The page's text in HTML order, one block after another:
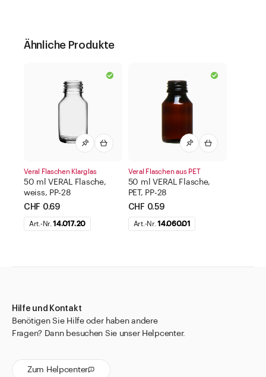
Ähnliche Produkte
Veral Flaschen Klarglas
50 ml VERAL Flasche,
weiss, PP-28
CHF 0.69
Art.-Nr.14.017.20
Veral Flaschen aus PET
50 ml VERAL Flasche,
PET, PP-28
CHF 0.59
Art.-Nr.14.060.01
Hilfe und Kontakt
Benötigen Sie Hilfe oder haben andere
Fragen? Dann besuchen Sie unser Helpcenter.
Zum Helpcenter